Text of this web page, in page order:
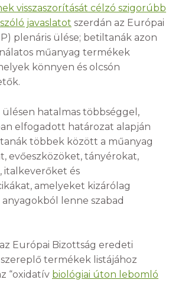
visszaszorítását célzó szigorúbb
javaslatot szerdán az Európai
plenáris ülése; betiltanák azon
műanyag termékek
könnyen és olcsón
ülésen hatalmas többséggel,
elfogadott határozat alapján
többek között a műanyag
evőeszközöket, tányérokat,
, italkeverőket és
amelyeket kizárólag
lenne szabad
Európai Bizottság eredeti
termékek listájához
“oxidatív biológiai úton lebomló